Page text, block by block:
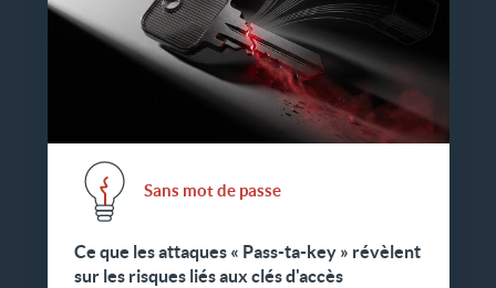
Sans mot de passe
Ce que les attaques « Pass-ta-key » révèlent
sur les risques liés aux clés d'accès